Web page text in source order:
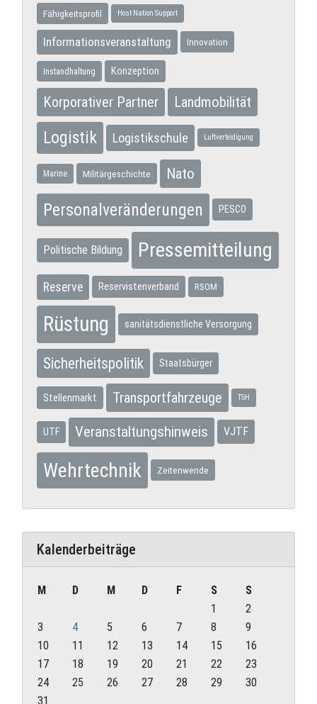
Fähigkeitsprofil Host Nation Support
Informationsveranstaltung Innovation
Instandhaltung Konzeption
Korporativer Partner Landmobilität
Logistik Logistikschule Luftverteidigung
Marine Militärgeschichte Nato
Personalveränderungen PESCO
Politische Bildung Pressemitteilung
Reserve Reservistenverband RSOM
Rüstung sanitätsdienstliche Versorgung
Sicherheitspolitik Staatsbürger
Stellenmarkt Transportfahrzeuge TSH
UTF Veranstaltungshinweis VJTF
Wehrtechnik Zeitenwende
Kalenderbeiträge
M D M D F S
S
1
2
3
4 5 6 7 8
9
10
11 12 13 14 15
16
17
18 19 20 21 22
23
24
25 26 27 28 29
30
31